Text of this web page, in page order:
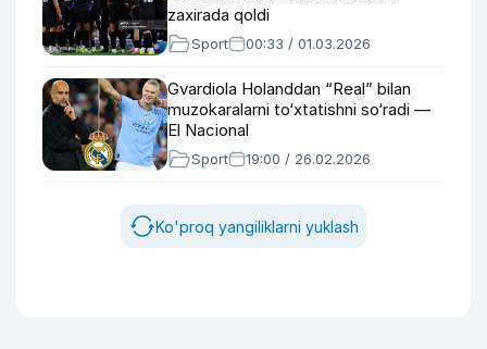
zaxirada qoldi
Sport 00:33 / 01.03.2026
Gvardiola Holanddan “Real” bilan
muzokaralarni to‘xtatishni so‘radi —
El Nacional
Sport 19:00 / 26.02.2026
Ko'proq yangiliklarni yuklash